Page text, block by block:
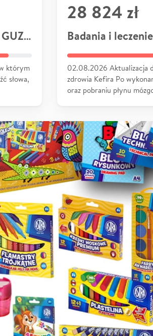
Szymaniak Adrian walka z GUZEM
którym
słowa,
28 824 zł
02.08.2026 Aktualizacja
zdrowia Kefira Po
oraz pobraniu płynu